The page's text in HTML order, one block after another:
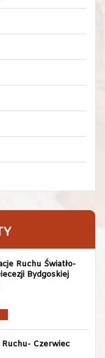
Ruchu Światło-
Bydgoskiej
Ruchu- Czerwiec